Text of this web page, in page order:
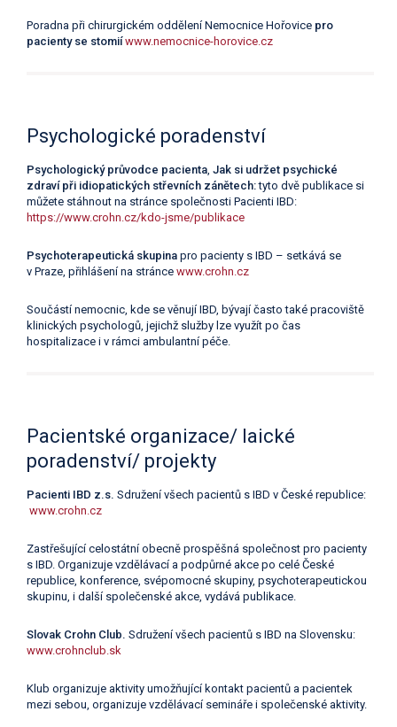
Poradna při chirurgickém oddělení Nemocnice Hořovice pro
pacienty se stomií www.nemocnice-horovice.cz
Psychologické poradenství
Psychologický průvodce pacienta, Jak si udržet psychické
zdraví při idiopatických střevních zánětech:tyto dvě publikace si
můžete stáhnout na stránce společnosti Pacienti IBD:
https://www.crohn.cz/kdo-jsme/publikace
Psychoterapeutická skupina pro pacienty s IBD – setkává se
v Praze, přihlášení na stránce www.crohn.cz
Součástí nemocnic, kde se věnují IBD, bývají často také pracoviště
klinických psychologů, jejichž služby lze využít po čas
hospitalizace i v rámci ambulantní péče.
Pacientské organizace/ laické
poradenství/ projekty
Pacienti IBD z.s. Sdružení všech pacientů s IBD v České republice:
www.crohn.cz
Zastřešující celostátní obecně prospěšná společnost pro pacienty
s IBD. Organizuje vzdělávací a podpůrné akce po celé České
republice, konference, svépomocné skupiny, psychoterapeutickou
skupinu, i další společenské akce, vydává publikace.
Slovak Crohn Club. Sdružení všech pacientů s IBD na Slovensku:
www.crohnclub.sk
Klub organizuje aktivity umožňující kontakt pacientů a pacientek
mezi sebou, organizuje vzdělávací semináře i společenské aktivity.